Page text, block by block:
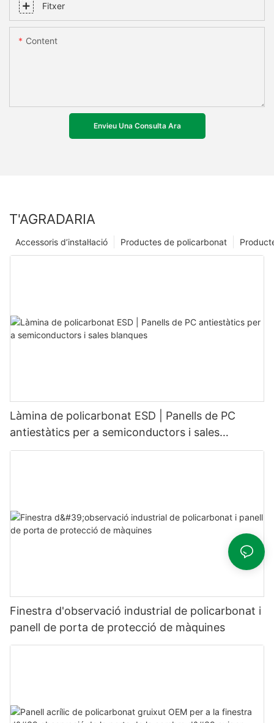
Fitxer
Content
Envieu Una Consulta Ara
T'AGRADARIA
Productes de policarbonat
Accessoris d’instal·lació
Làmina de policarbonat ESD | Panells de PC
antiestàtics per a semiconductors i sales
blanques
Finestra d'observació industrial de policarbonat i
panell de porta de protecció de màquines